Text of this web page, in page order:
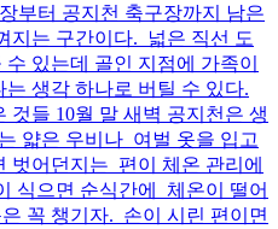
부터 공지천 축구장까지 남은
지는 구간이다. 넓은 직선 도
있는데 골인 지점에 가족이
생각 하나로 버틸 수 있다.
것들 10월 말 새벽 공지천은 생
얇은 우비나 여벌 옷을 입고
벗어던지는 편이 체온 관리에
식으면 순식간에 체온이 떨어
꼭 챙기자. 손이 시린 편이면